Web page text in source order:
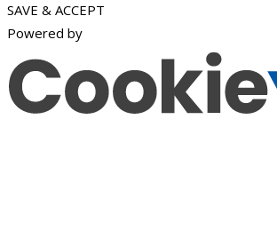
SAVE & ACCEPT
Powered by